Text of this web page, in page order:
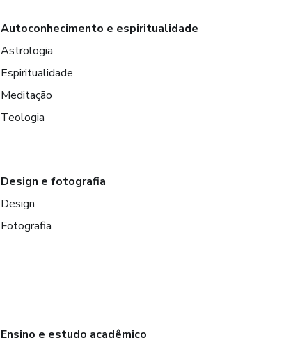
Autoconhecimento e espiritualidade
Astrologia
Espiritualidade
Meditação
Teologia
Design e fotografia
Design
Fotografia
Ensino e estudo acadêmico